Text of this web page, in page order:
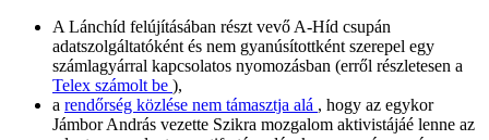
A Lánchíd felújításában részt vevő A-Híd csupán
adatszolgáltatóként és nem gyanúsítottként szerepel egy
számlagyárral kapcsolatos nyomozásban (erről részletesen a
Telex számolt be ),
a rendőrség közlése nem támasztja alá , hogy az egykor
Jámbor András vezette Szikra mozgalom aktivistájáé lenne az